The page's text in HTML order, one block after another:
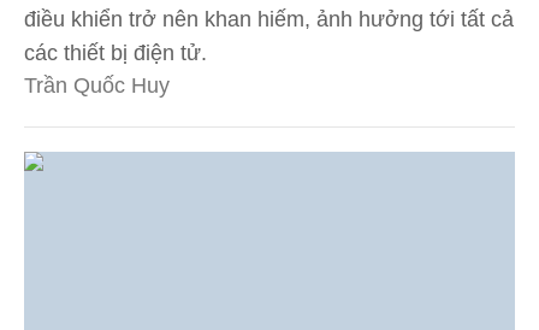
điều khiển trở nên khan hiếm, ảnh hưởng tới tất cả
các thiết bị điện tử.
Trần Quốc Huy